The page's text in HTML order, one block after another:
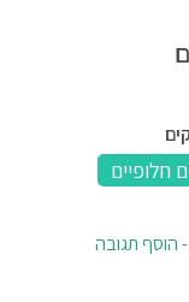
-הוסף תגובה